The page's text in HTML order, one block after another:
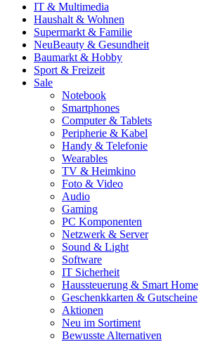
IT & Multimedia
Haushalt & Wohnen
Supermarkt & Familie
NeuBeauty & Gesundheit
Baumarkt & Hobby
Sport & Freizeit
Sale
Notebook
Smartphones
Computer & Tablets
Peripherie & Kabel
Handy & Telefonie
Wearables
TV & Heimkino
Foto & Video
Audio
Gaming
PC Komponenten
Netzwerk & Server
Sound & Light
Software
IT Sicherheit
Haussteuerung & Smart Home
Geschenkkarten & Gutscheine
Aktionen
Neu im Sortiment
Bewusste Alternativen